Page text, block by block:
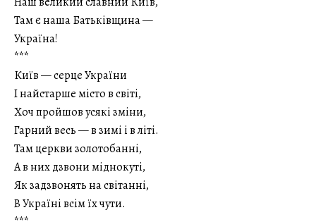
Там є наша Батьківщина —
Україна!
***
Київ — серце України
І найстарше місто в світі,
Хоч пройшов усякі зміни,
Гарний весь — в зимі і в літі.
Там церкви золотобанні,
А в них дзвони міднокуті,
Як задзвонять на світанні,
В Україні всім їх чути.